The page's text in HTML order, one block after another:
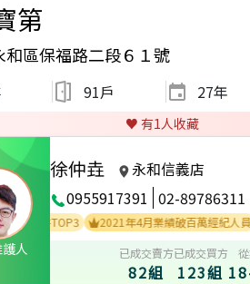
第
和區保福路二段６１號
91戶 27年
♥️ 有1人收藏
人
徐仲垚
永和信義店
0955917391 02-89786311
TOP3
2021年4月業績破百萬經紀人員
已成交賣方
82組
已成交買方
123組